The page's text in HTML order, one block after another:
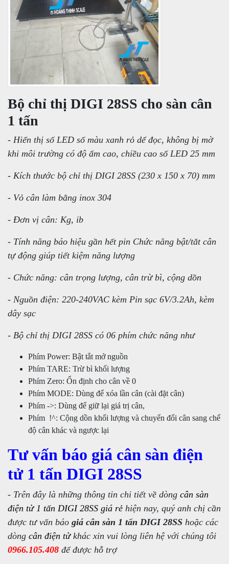
Bộ chỉ thị DIGI 28SS cho sàn cân
1 tấn
- Hiển thị số LED số màu xanh rỏ dể đọc, không bị mờ
khi môi trường có độ ẩm cao, chiều cao số LED 25 mm
- Kích thước bộ chỉ thị DIGI 28SS (230 x 150 x 70) mm
- Vỏ cân làm bằng inox 304
- Đơn vị cân: Kg, ib
- Tính năng báo hiệu gần hết pin Chức năng bật/tắt cân
tự động giúp tiết kiệm năng lượng
- Chức năng: cân trọng lượng, cân trừ bì, cộng dồn
- Nguồn điện: 220-240VAC kèm Pin sạc 6V/3.2Ah, kèm
dây sạc
- Bộ chỉ thị DIGI 28SS có 06 phím chức năng như
Phím Power: Bật tắt mở nguồn
Phím TARE: Trừ bì khối lượng
Phím Zero: Ổn định cho cân về 0
Phím MODE: Dùng để xóa lần cân (cài đặt cân)
Phím ->: Dùng để giữ lại giá trị cân,
Phím !^: Cộng dồn khối lượng và chuyển đổi cân sang chế
độ cân khác và ngược lại
Tư vấn báo giá cân sàn điện
tử 1 tấn DIGI 28SS
- Trên đây là những thông tin chi tiết về dòng cân sàn
điện tử 1 tấn DIGI 28SS giá rẻ hiện nay, quý anh chị cần
được tư vấn báo giá cân sàn 1 tấn DIGI 28SS hoặc các
dòng cân điện tửkhác xin vui lòng liên hệ với chúng tôi
0966.105.408 để được hỗ trợ